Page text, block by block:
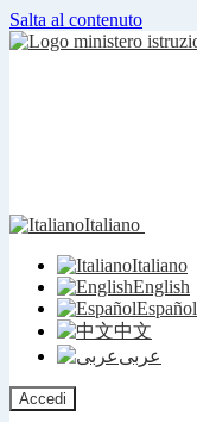
Salta al contenuto
Italiano
Italiano
English
Español
中文
عربى
Accedi